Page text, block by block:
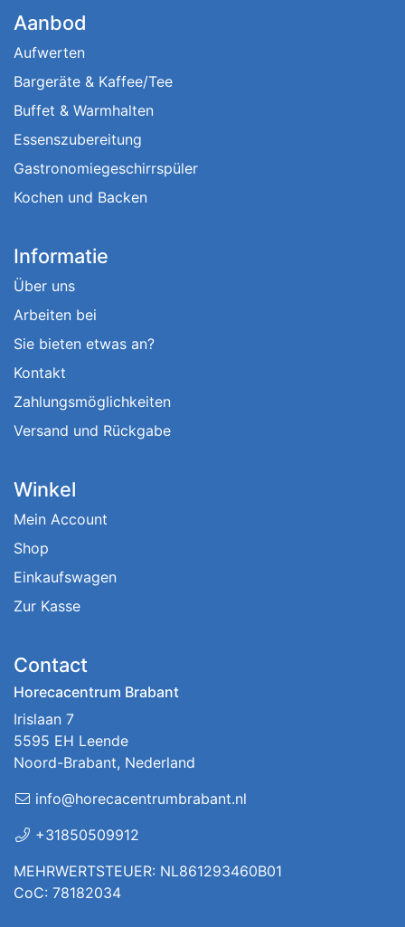
Aanbod
Aufwerten
Bargeräte & Kaffee/Tee
Buffet & Warmhalten
Essenszubereitung
Gastronomiegeschirrspüler
Kochen und Backen
Informatie
Über uns
Arbeiten bei
Sie bieten etwas an?
Kontakt
Zahlungsmöglichkeiten
Versand und Rückgabe
Winkel
Mein Account
Shop
Einkaufswagen
Zur Kasse
Contact
Horecacentrum Brabant
Irislaan 7
5595 EH Leende
Noord-Brabant, Nederland
info@horecacentrumbrabant.nl
+31850509912
MEHRWERTSTEUER: NL861293460B01
CoC: 78182034